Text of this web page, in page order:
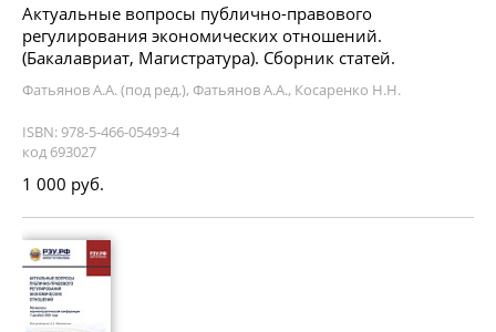
Актуальные вопросы публично-правового
регулирования экономических отношений.
(Бакалавриат, Магистратура). Сборник статей.
Фатьянов А.А. (под ред.), Фатьянов А.А., Косаренко Н.Н.
ISBN: 978-5-466-05493-4
код 693027
1 000 руб.